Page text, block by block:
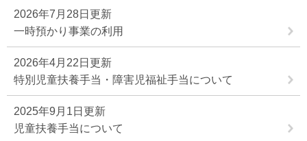
2026年7月28日更新
一時預かり事業の利用
2026年4月22日更新
特別児童扶養手当・障害児福祉手当について
2025年9月1日更新
児童扶養手当について